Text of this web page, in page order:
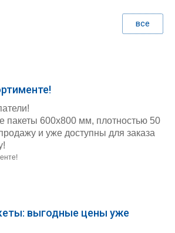
все
пакеты 600х800 мм, плотностью 50
и уже доступны для заказа
выгодные цены уже